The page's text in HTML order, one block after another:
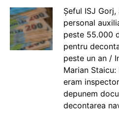
Șeful ISJ
personal
peste 55.000
pentru
peste un an /
Marian Staicu:
eram
depunem
decontarea